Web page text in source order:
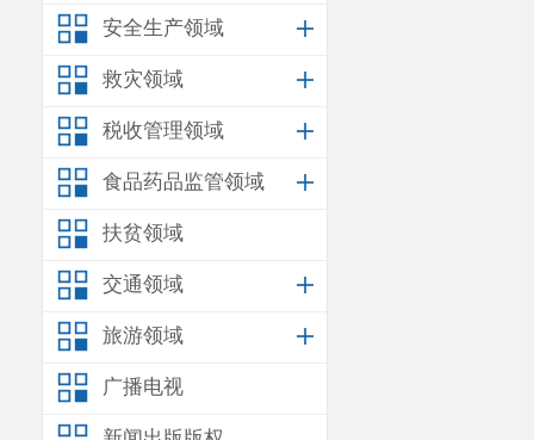
安全生产领域
救灾领域
税收管理领域
食品药品监管领域
扶贫领域
交通领域
旅游领域
广播电视